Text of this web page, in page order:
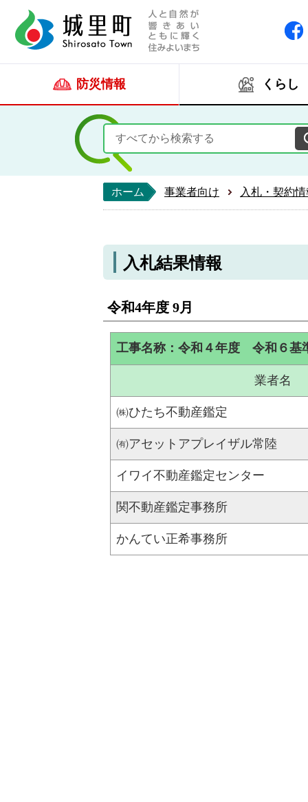
防災情報 くらし
ホーム 事業者向け 入札・契約
入札結果情報
令和4年度 9月
工事名称：令和４年度 令和６基
業者名
㈱ひたち不動産鑑定
㈲アセットアプレイザル常陸
イワイ不動産鑑定センター
関不動産鑑定事務所
かんてい正希事務所